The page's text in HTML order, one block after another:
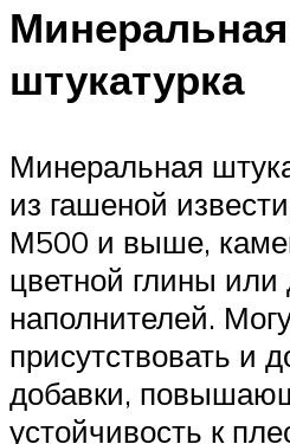
Минеральная
штукатурка
Минеральная
из гашеной
М500 и выше,
цветной глины или
наполнителей.
присутствовать и
добавки,
устойчивость к